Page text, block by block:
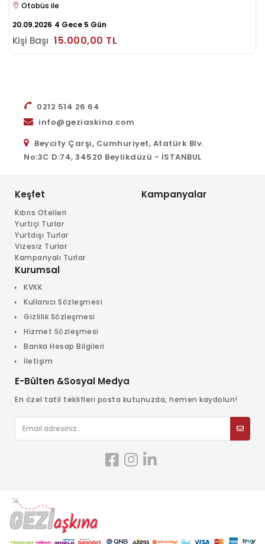
Otobüs ile
20.09.2026 4 Gece 5 Gün
Kişi Başı 15.000,00 TL
0212 514 26 64
info@geziaskina.com
Beycity Çarşı, Cumhuriyet, Atatürk Blv.
No:3C D:74, 34520 Beylikdüzü - İSTANBUL
Keşfet
Kıbrıs Otelleri
Yurtiçi Turlar
Yurtdışı Turlar
Vizesiz Turlar
Kampanyalı Turlar
Kampanyalar
Kurumsal
KVKK
Kullanıcı Sözleşmesi
Gizlilik Sözleşmesi
Hizmet Sözleşmesi
Banka Hesap Bilgileri
İletişim
E-Bülten &Sosyal Medya
En özel tatil teklifleri posta kutunuzda, hemen kaydolun!